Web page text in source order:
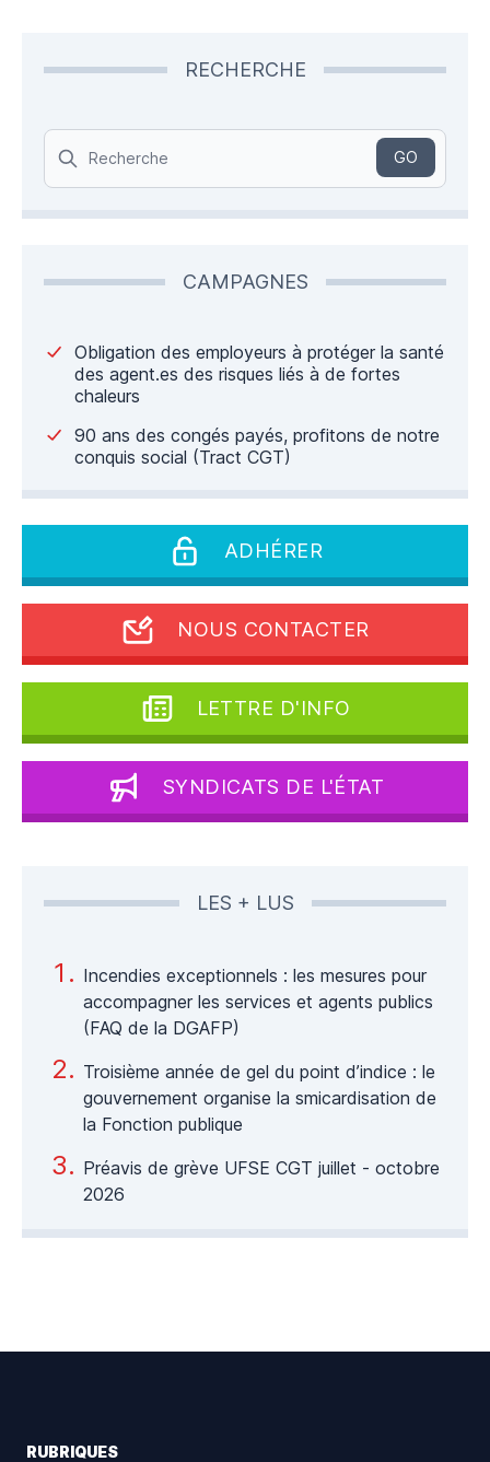
RECHERCHE
Search
GO
CAMPAGNES
Obligation des employeurs à protéger la santé
des agent.es des risques liés à de fortes
chaleurs
90 ans des congés payés, profitons de notre
conquis social (Tract CGT)
ADHÉRER
NOUS CONTACTER
LETTRE D'INFO
SYNDICATS DE L'ÉTAT
LES + LUS
Incendies exceptionnels : les mesures pour
accompagner les services et agents publics
(FAQ de la DGAFP)
Troisième année de gel du point d’indice : le
gouvernement organise la smicardisation de
la Fonction publique
Préavis de grève UFSE CGT juillet - octobre
2026
RUBRIQUES